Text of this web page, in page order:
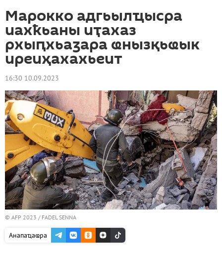
Марокко адгьылҵысра
иахҟьаны иҭахаз
рхыԥхьаӡара ҩнызқьҩык
иреиҳахахьеит
16:30 10.09.2023
© AFP 2023 / FADEL SENNA
Анапаҵаҩра